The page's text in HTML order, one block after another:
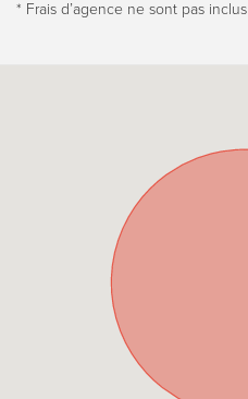
* Frais dʼagence ne sont pas inclus